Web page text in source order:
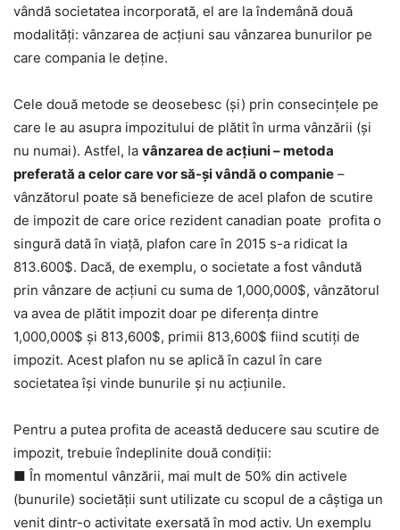
vândă societatea incorporată, el are la îndemână două
modalități: vânzarea de acțiuni sau vânzarea bunurilor pe
care compania le deține.
Cele două metode se deosebesc (și) prin consecințele pe
care le au asupra impozitului de plătit în urma vânzării (și
nu numai). Astfel, la vânzarea de acțiuni – metoda
preferată a celor care vor să-și vândă o companie –
vânzătorul poate să beneficieze de acel plafon de scutire
de impozit de care orice rezident canadian poate profita o
singură dată în viață, plafon care în 2015 s-a ridicat la
813.600$. Dacă, de exemplu, o societate a fost vândută
prin vânzare de acțiuni cu suma de 1,000,000$, vânzătorul
va avea de plătit impozit doar pe diferența dintre
1,000,000$ și 813,600$, primii 813,600$ fiind scutiți de
impozit. Acest plafon nu se aplică în cazul în care
societatea își vinde bunurile și nu acțiunile.
Pentru a putea profita de această deducere sau scutire de
impozit, trebuie îndeplinite două condiții:
■ În momentul vânzării, mai mult de 50% din activele
(bunurile) societății sunt utilizate cu scopul de a câștiga un
venit dintr-o activitate exersată în mod activ. Un exemplu